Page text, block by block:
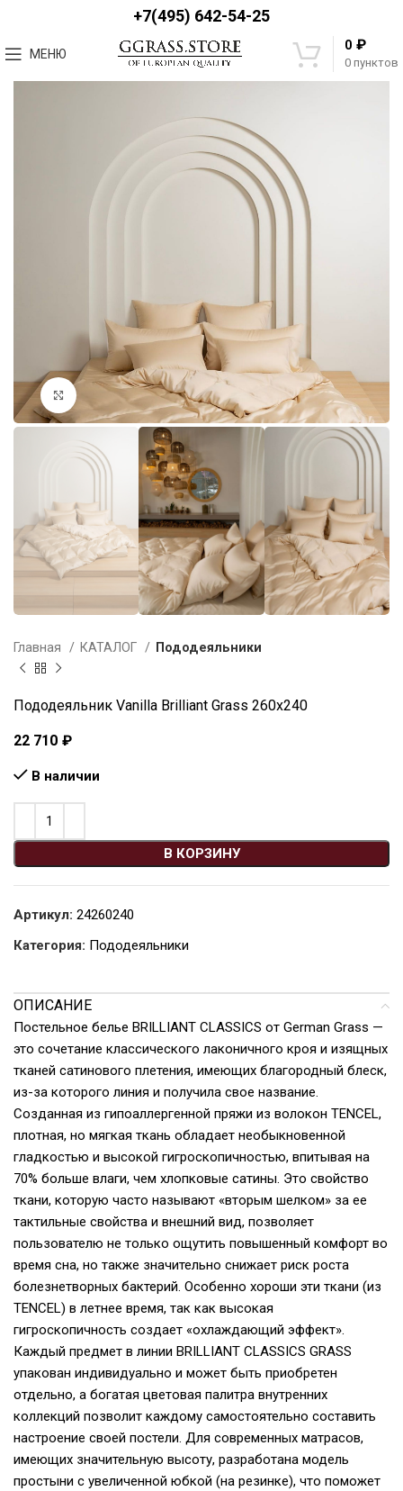
+7(495) 642-54-25
МЕНЮ
0 пунктов
0 ₽
Увеличить
Главная КАТАЛОГ Пододеяльники
Пододеяльник Vanilla Brilliant Grass 260х240
22 710 ₽
В наличии
В КОРЗИНУ
Артикул: 24260240
Категория: Пододеяльники
ОПИСАНИЕ
Постельное белье BRILLIANT CLASSICS от German Grass —
это сочетание классического лаконичного кроя и изящных
тканей сатинового плетения, имеющих благородный блеск,
из-за которого линия и получила свое название.
Созданная из гипоаллергенной пряжи из волокон TENCEL,
плотная, но мягкая ткань обладает необыкновенной
гладкостью и высокой гигроскопичностью, впитывая на
70% больше влаги, чем хлопковые сатины. Это свойство
ткани, которую часто называют «вторым шелком» за ее
тактильные свойства и внешний вид, позволяет
пользователю не только ощутить повышенный комфорт во
время сна, но также значительно снижает риск роста
болезнетворных бактерий. Особенно хороши эти ткани (из
TENCEL) в летнее время, так как высокая
гигроскопичность создает «охлаждающий эффект».
Каждый предмет в линии BRILLIANT CLASSICS GRASS
упакован индивидуально и может быть приобретен
отдельно, а богатая цветовая палитра внутренних
коллекций позволит каждому самостоятельно составить
настроение своей постели. Для современных матрасов,
имеющих значительную высоту, разработана модель
простыни с увеличенной юбкой (на резинке), что поможет